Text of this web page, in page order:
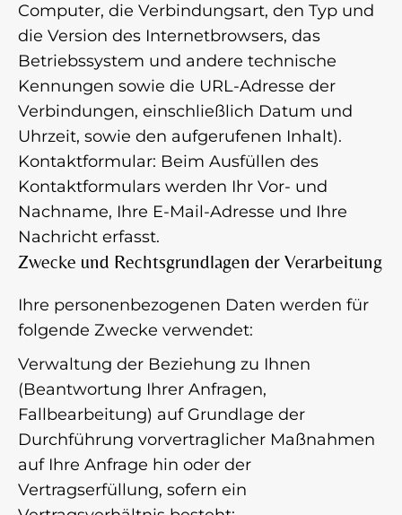
Computer, die Verbindungsart, den Typ und
die Version des Internetbrowsers, das
Betriebssystem und andere technische
Kennungen sowie die URL-Adresse der
Verbindungen, einschließlich Datum und
Uhrzeit, sowie den aufgerufenen Inhalt).
Kontaktformular: Beim Ausfüllen des
Kontaktformulars werden Ihr Vor- und
Nachname, Ihre E-Mail-Adresse und Ihre
Nachricht erfasst.
Zwecke und Rechtsgrundlagen der Verarbeitung
Ihre personenbezogenen Daten werden für
folgende Zwecke verwendet:
Verwaltung der Beziehung zu Ihnen
(Beantwortung Ihrer Anfragen,
Fallbearbeitung) auf Grundlage der
Durchführung vorvertraglicher Maßnahmen
auf Ihre Anfrage hin oder der
Vertragserfüllung, sofern ein